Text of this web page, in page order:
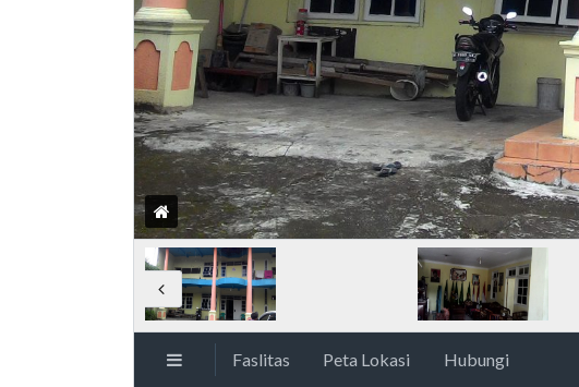
Faslitas Peta Lokasi Hubungi